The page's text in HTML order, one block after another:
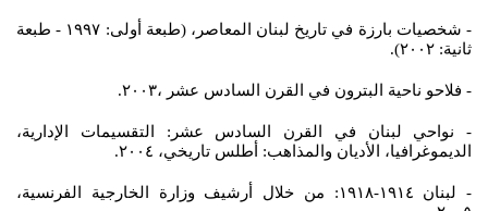
- شخصيات بارزة في تاريخ لبنان المعاصر، (طبعة أولى: ١٩٩٧ - طبعة
ثانية: ٢٠٠٢).
- فلاحو ناحية البترون في القرن السادس عشر ،٢٠٠٣.
- نواحي لبنان في القرن السادس عشر: التقسيمات الإدارية،
الديموغرافيا، الأديان والمذاهب: أطلس تاريخي، ٢٠٠٤.
- لبنان ١٩١٤-١٩١٨: من خلال أرشيف وزارة الخارجية الفرنسية،